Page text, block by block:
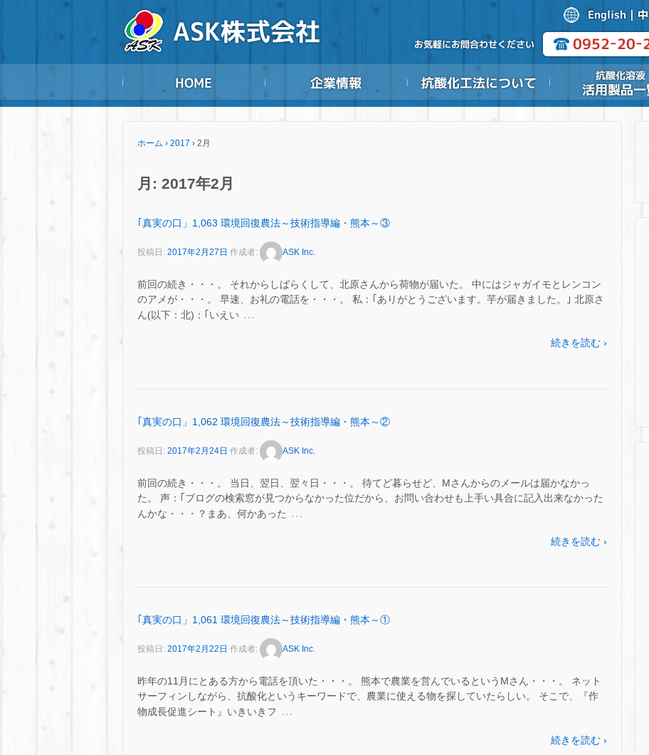
ホーム › 2017 › 2月
月: 2017年2月
｢真実の口」1,063 環境回復農法～技術指導編・熊本～③
投稿日: 2017年2月27日 作成者: ASK Inc.
前回の続き・・・。 それからしばらくして、北原さんから荷物が届いた。 中にはジャガイモとレンコン
のアメが・・・。 早速、お礼の電話を・・・。 私：｢ありがとうございます。芋が届きました。｣ 北原さ
ん(以下：北)：｢いえい …
続きを読む ›
｢真実の口」1,062 環境回復農法～技術指導編・熊本～②
投稿日: 2017年2月24日 作成者: ASK Inc.
前回の続き・・・。 当日、翌日、翌々日・・・。 待てど暮らせど、Mさんからのメールは届かなかっ
た。 声：｢ブログの検索窓が見つからなかった位だから、お問い合わせも上手い具合に記入出来なかった
んかな・・・？まあ、何かあった …
続きを読む ›
｢真実の口」1,061 環境回復農法～技術指導編・熊本～①
投稿日: 2017年2月22日 作成者: ASK Inc.
昨年の11月にとある方から電話を頂いた・・・。 熊本で農業を営んでいるというMさん・・・。 ネット
サーフィンしながら、抗酸化というキーワードで、農業に使える物を探していたらしい。 そこで、『作
物成長促進シート』いきいきフ …
続きを読む ›